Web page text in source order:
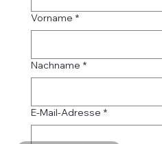
Vorname *
Nachname *
E-Mail-Adresse *